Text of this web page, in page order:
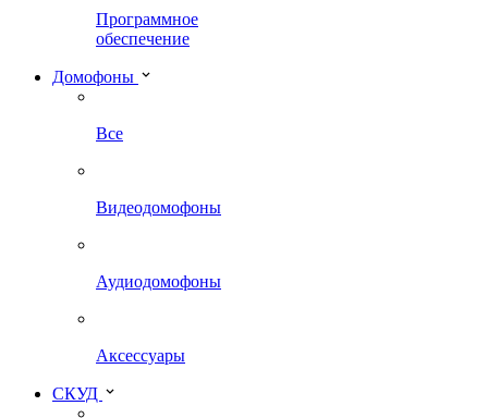
Программное
обеспечение
Домофоны
Все
Видеодомофоны
Аудиодомофоны
Аксессуары
СКУД